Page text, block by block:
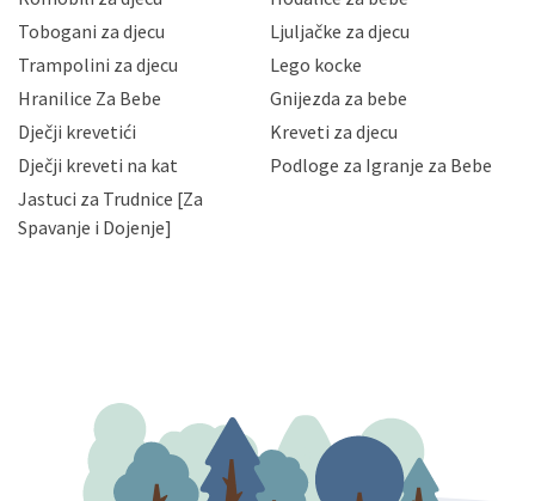
Vaših osobnih podataka te omogućava pristup i
priopćavanje osobnih podataka samo onim svojim
zaposlenicima kojima su isti potrebni radi provedbe
slučajevima koji su dozvoljeni zakonima. Napominjemo
da možete u svako doba, u potpunosti ili djelomice,
zatražiti prestanak aktivnosti obrade Vaših osobnih
podataka. Opoziv privole možete podnijeti poštom na
gore navedenu adresu ili e-mailom na adresu:
Tobogani za djecu
Ljuljačke za djecu
Trampolini za djecu
Lego kocke
Hranilice Za Bebe
Gnijezda za bebe
Dječji krevetići
Kreveti za djecu
Dječji kreveti na kat
Podloge za Igranje za Bebe
Jastuci za Trudnice [Za
Spavanje i Dojenje]